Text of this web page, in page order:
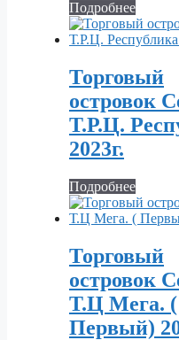
Подробнее
Торговый
островок
Т.Р.Ц.
2023г.
Подробнее
Торговый
островок
Т.Ц Мега. (
Первый)